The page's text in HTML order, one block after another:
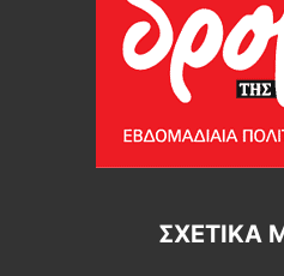
ΣΧΕΤΙΚΆ